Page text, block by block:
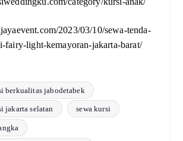
2023/03/10/sewa-tenda-
fairy-light-kemayoran-jakarta-barat/
berkualitas jabodetabek
jakarta selatan sewa kursi